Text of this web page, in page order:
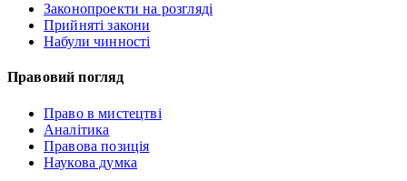
Законопроекти на розгляді
Прийняті закони
Набули чинності
Правовий погляд
Право в мистецтві
Аналітика
Правова позиція
Наукова думка